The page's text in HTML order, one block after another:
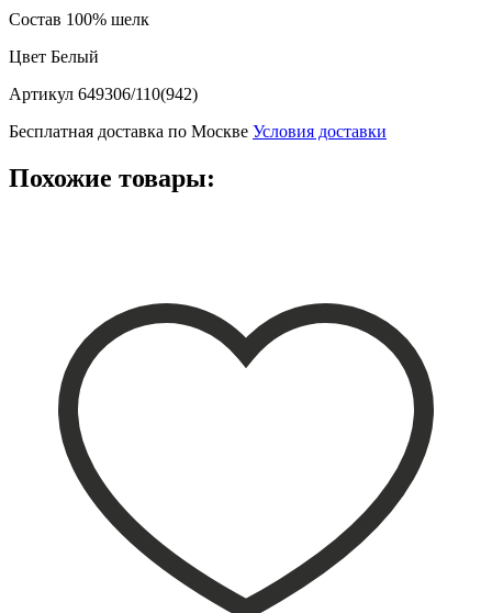
Состав 100% шелк
Цвет Белый
Артикул 649306/110(942)
Бесплатная доставка по Москве Условия доставки
Похожие товары: